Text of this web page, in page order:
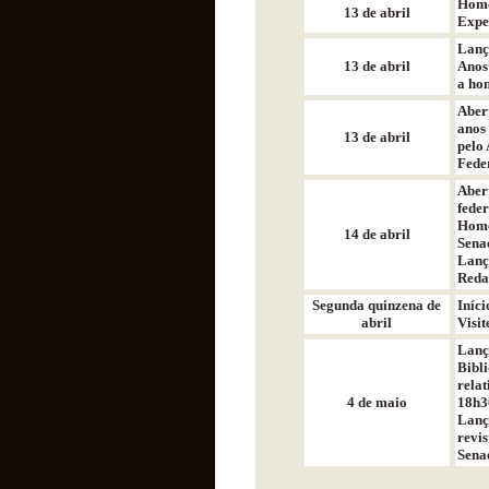
13 de abril
13 de abril
a
13 de abril
pelo
14 de abril
Segunda quinzena de
abril
4 de maio